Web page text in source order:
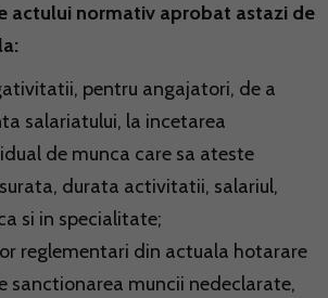
actului normativ aprobat astazi de
pentru angajatori, de a
salariatului, la incetarea
de munca care sa ateste
durata activitatii, salariul,
si in specialitate;
reglementari din actuala hotarare
sanctionarea muncii nedeclarate,